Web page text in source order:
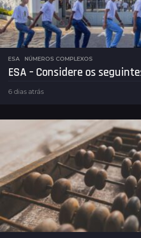
ESA ,NÚMEROS COMPLEXOS
ESA – Considere os
6 dias atrás
a
a
r
s